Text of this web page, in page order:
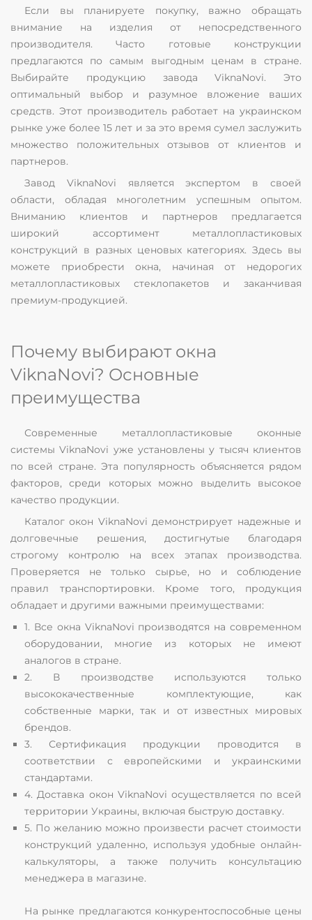
Если вы планируете покупку, важно обращать
внимание на изделия от непосредственного
производителя. Часто готовые конструкции
предлагаются по самым выгодным ценам в стране.
Выбирайте продукцию завода ViknaNovi. Это
оптимальный выбор и разумное вложение ваших
средств. Этот производитель работает на украинском
рынке уже более 15 лет и за это время сумел заслужить
множество положительных отзывов от клиентов и
партнеров.
Завод ViknaNovi является экспертом в своей
области, обладая многолетним успешным опытом.
Вниманию клиентов и партнеров предлагается
широкий ассортимент металлопластиковых
конструкций в разных ценовых категориях. Здесь вы
можете приобрести окна, начиная от недорогих
металлопластиковых стеклопакетов и заканчивая
премиум-продукцией.
Почему выбирают окна
ViknaNovi? Основные
преимущества
Современные металлопластиковые оконные
системы ViknaNovi уже установлены у тысяч клиентов
по всей стране. Эта популярность объясняется рядом
факторов, среди которых можно выделить высокое
качество продукции.
Каталог окон ViknaNovi демонстрирует надежные и
долговечные решения, достигнутые благодаря
строгому контролю на всех этапах производства.
Проверяется не только сырье, но и соблюдение
правил транспортировки. Кроме того, продукция
обладает и другими важными преимуществами:
1. Все окна ViknaNovi производятся на современном
оборудовании, многие из которых не имеют
аналогов в стране.
2. В производстве используются только
высококачественные комплектующие, как
собственные марки, так и от известных мировых
брендов.
3. Сертификация продукции проводится в
соответствии с европейскими и украинскими
стандартами.
4. Доставка окон ViknaNovi осуществляется по всей
территории Украины, включая быструю доставку.
5. По желанию можно произвести расчет стоимости
конструкций удаленно, используя удобные онлайн-
калькуляторы, а также получить консультацию
менеджера в магазине.
На рынке предлагаются конкурентоспособные цены